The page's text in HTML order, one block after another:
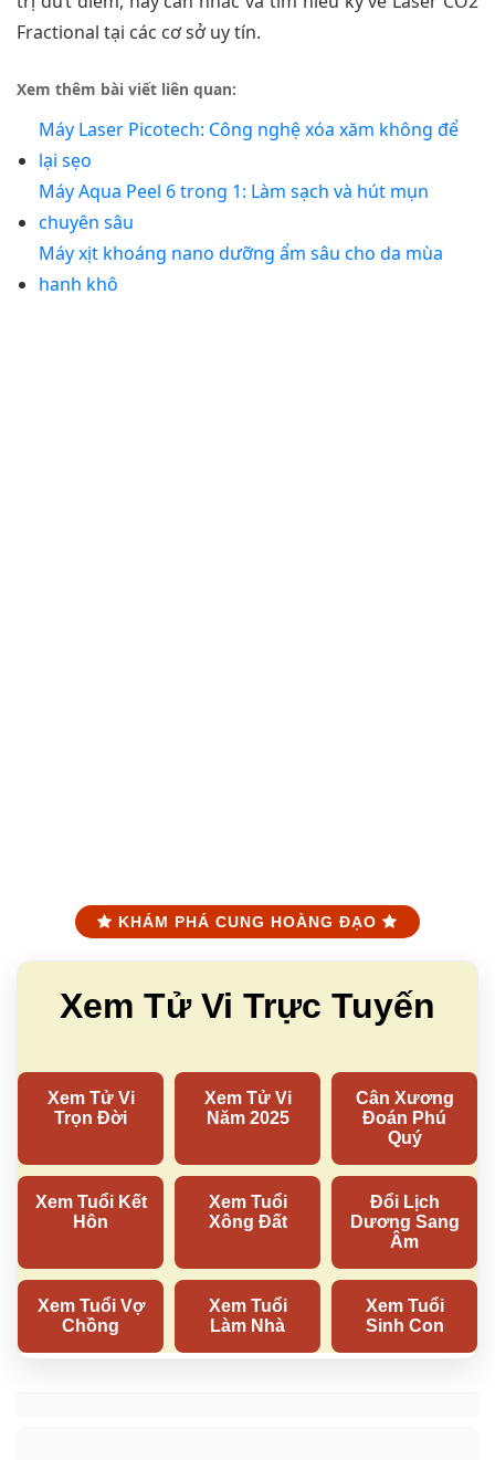
Fractional tại các cơ sở uy tín.
Xem thêm bài viết liên quan:
Máy Laser Picotech: Công nghệ xóa xăm không để
lại sẹo
Máy Aqua Peel 6 trong 1: Làm sạch và hút mụn
chuyên sâu
Máy xịt khoáng nano dưỡng ẩm sâu cho da mùa
hanh khô
KHÁM PHÁ CUNG HOÀNG ĐẠO